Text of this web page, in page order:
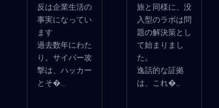
反は企業生活の
事実になってい
ます
過去数年にわた
り。サイバー攻
撃は、ハッカー
とそ�...
旅と同様に、没
入型のラボは問
題の解決策とし
て始まりまし
た。
逸話的な証拠
は、これ�...